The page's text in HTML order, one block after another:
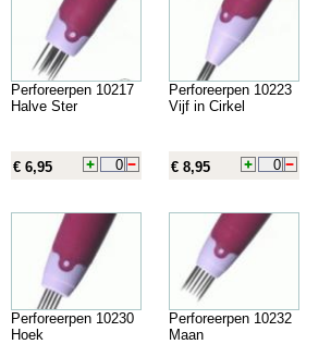
Perforeerpen 10217
Halve Ster
€ 6,95
Perforeerpen 10223
Vijf in Cirkel
€ 8,95
Perforeerpen 10230
Hoek
Perforeerpen 10232
Maan